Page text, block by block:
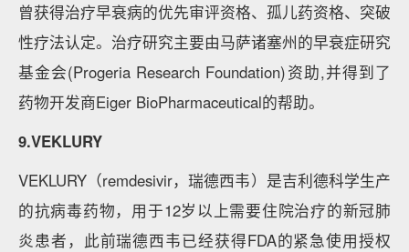
曾获得治疗早衰病的优先审评资格、孤儿药资格、突破
性疗法认定。治疗研究主要由马萨诸塞州的早衰症研究
基金会(Progeria Research Foundation)资助,并得到了
药物开发商Eiger BioPharmaceutical的帮助。
9.VEKLURY
VEKLURY（remdesivir，瑞德西韦）是吉利德科学生产
的抗病毒药物，用于12岁以上需要住院治疗的新冠肺
炎患者，此前瑞德西韦已经获得FDA的紧急使用授权